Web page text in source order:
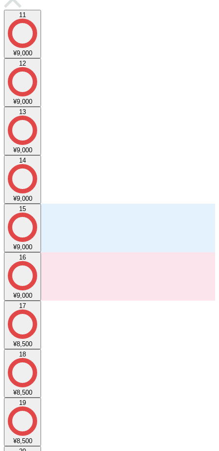
11
¥9,000
12
¥9,000
13
¥9,000
14
¥9,000
15
¥9,000
16
¥9,000
17
¥8,500
18
¥8,500
19
¥8,500